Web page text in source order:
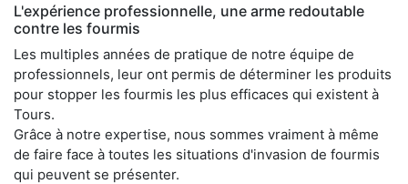
L'expérience professionnelle, une arme redoutable
contre les fourmis
Les multiples années de pratique de notre équipe de
professionnels, leur ont permis de déterminer les produits
pour stopper les fourmis les plus efficaces qui existent à
Tours.
Grâce à notre expertise, nous sommes vraiment à même
de faire face à toutes les situations d'invasion de fourmis
qui peuvent se présenter.